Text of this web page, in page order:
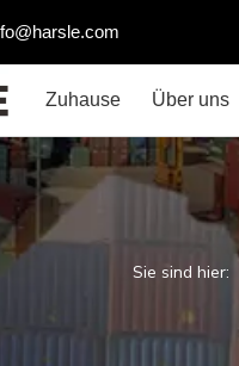
Zuhause Über uns
Sie sind hier: